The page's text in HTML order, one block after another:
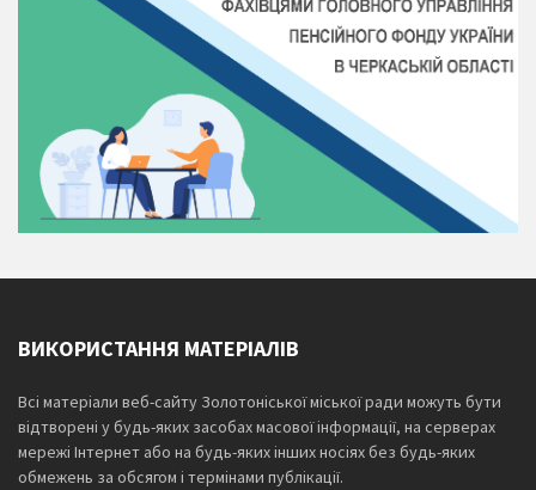
ВИКОРИСТАННЯ МАТЕРІАЛІВ
Всі матеріали веб-сайту Золотоніської міської ради можуть бути
відтворені у будь-яких засобах масової інформації, на серверах
мережі Інтернет або на будь-яких інших носіях без будь-яких
обмежень за обсягом і термінами публікації.